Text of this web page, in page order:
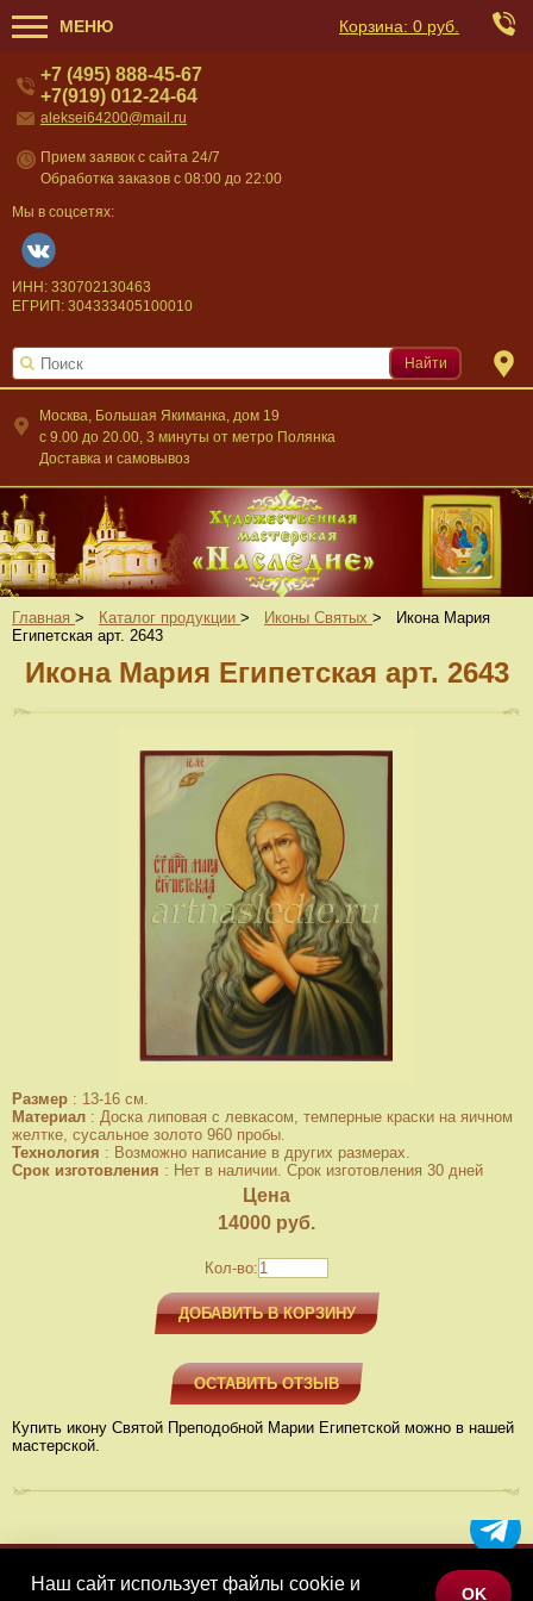
МЕНЮ Корзина: 0 руб.
Москва, Большая Якиманка, дом 19
c 9.00 до 20.00, 3 минуты от метро Полянка
Доставка и самовывоз
+7 (495) 888-45-67
+7(919) 012-24-64
aleksei64200@mail.ru
Прием заявок с сайта 24/7
Обработка заказов с 08:00 до 22:00
Мы в соцсетях:
ИНН: 330702130463
ЕГРИП: 304333405100010
Найти
Главная > Каталог продукции > Иконы Святых >
Икона Мария
Египетская арт. 2643
Икона Мария Египетская арт. 2643
Размер : 13-16 см.
Материал : Доска липовая с левкасом, темперные краски на яичном
желтке, сусальное золото 960 пробы.
Технология : Возможно написание в других размерах.
Срок изготовления : Нет в наличии. Срок изготовления 30 дней
Цена
14000 руб.
Кол-во:
ДОБАВИТЬ В КОРЗИНУ
ОСТАВИТЬ ОТЗЫВ
Купить икону Святой Преподобной Марии Египетской можно в нашей
мастерской.
МЕНЮ
Наш сайт использует файлы cookie и OK